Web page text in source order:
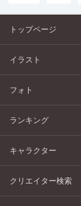
トップページ
イラスト
フォト
ランキング
キャラクター
クリエイター検索